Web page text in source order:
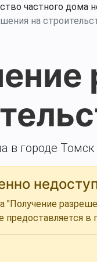
частного дома
на
в городе Томск
"Получение
предоставляется в